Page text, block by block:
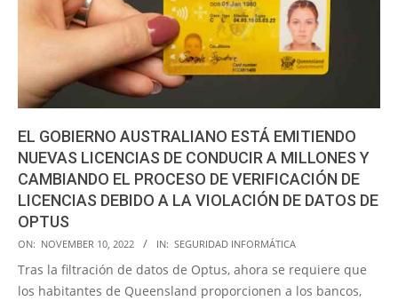
EL GOBIERNO AUSTRALIANO ESTÁ EMITIENDO
NUEVAS LICENCIAS DE CONDUCIR A MILLONES Y
CAMBIANDO EL PROCESO DE VERIFICACIÓN DE
LICENCIAS DEBIDO A LA VIOLACIÓN DE DATOS DE
OPTUS
2022-
11-
10
ON: NOVEMBER 10, 2022 IN: SEGURIDAD INFORMÁTICA
Tras la filtración de datos de Optus, ahora se requiere que
los habitantes de Queensland proporcionen a los bancos,